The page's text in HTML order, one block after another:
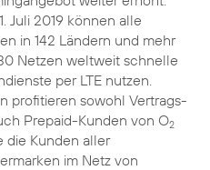
Juli 2019 können alle
in 142 Ländern und mehr
Netzen weltweit schnelle
per LTE nutzen.
profitieren sowohl Vertrags-
Prepaid-Kunden von O2
die Kunden aller
im Netz von